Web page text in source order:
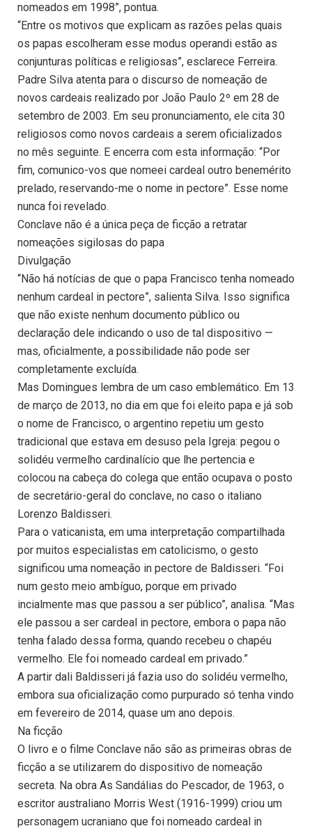
nomeados em 1998”, pontua.
“Entre os motivos que explicam as razões pelas quais
os papas escolheram esse modus operandi estão as
conjunturas políticas e religiosas”, esclarece Ferreira.
Padre Silva atenta para o discurso de nomeação de
novos cardeais realizado por João Paulo 2º em 28 de
setembro de 2003. Em seu pronunciamento, ele cita 30
religiosos como novos cardeais a serem oficializados
no mês seguinte. E encerra com esta informação: “Por
fim, comunico-vos que nomeei cardeal outro benemérito
prelado, reservando-me o nome in pectore”. Esse nome
nunca foi revelado.
Conclave não é a única peça de ficção a retratar
nomeações sigilosas do papa
Divulgação
“Não há notícias de que o papa Francisco tenha nomeado
nenhum cardeal in pectore”, salienta Silva. Isso significa
que não existe nenhum documento público ou
declaração dele indicando o uso de tal dispositivo —
mas, oficialmente, a possibilidade não pode ser
completamente excluída.
Mas Domingues lembra de um caso emblemático. Em 13
de março de 2013, no dia em que foi eleito papa e já sob
o nome de Francisco, o argentino repetiu um gesto
tradicional que estava em desuso pela Igreja: pegou o
solidéu vermelho cardinalício que lhe pertencia e
colocou na cabeça do colega que então ocupava o posto
de secretário-geral do conclave, no caso o italiano
Lorenzo Baldisseri.
Para o vaticanista, em uma interpretação compartilhada
por muitos especialistas em catolicismo, o gesto
significou uma nomeação in pectore de Baldisseri. “Foi
num gesto meio ambíguo, porque em privado
incialmente mas que passou a ser público”, analisa. “Mas
ele passou a ser cardeal in pectore, embora o papa não
tenha falado dessa forma, quando recebeu o chapéu
vermelho. Ele foi nomeado cardeal em privado.”
A partir dali Baldisseri já fazia uso do solidéu vermelho,
embora sua oficialização como purpurado só tenha vindo
em fevereiro de 2014, quase um ano depois.
Na ficção
O livro e o filme Conclave não são as primeiras obras de
ficção a se utilizarem do dispositivo de nomeação
secreta. Na obra As Sandálias do Pescador, de 1963, o
escritor australiano Morris West (1916-1999) criou um
personagem ucraniano que foi nomeado cardeal in